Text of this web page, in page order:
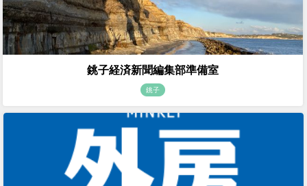
銚子経済新聞編集部準備室
銚子